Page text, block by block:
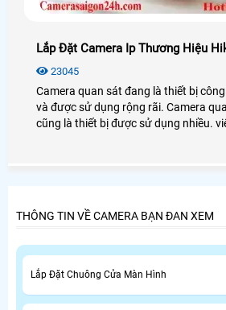
Lắp Đặt Camera Ip Thương Hiệu
23045
Camera quan sát đang là thiết bị
và được sử dụng rộng rãi. Camera
cũng là thiết bị được sử dụng nhiều.
THÔNG TIN VỀ CAMERA BẠN ĐAN XEM
Lắp Đặt Chuông Cửa Màn Hình